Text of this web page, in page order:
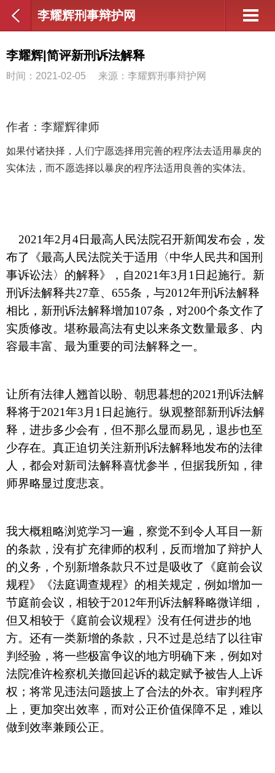
李耀辉刑事辩护网
李耀辉|简评新刑诉法解释
时间：2021-02-05 来源：李耀辉刑事辩护网
作者：李耀辉律师
如果付诸抉择，人们宁愿选择用完善的程序法去适用暴戾的
实体法，而不愿选择以暴戾的程序法适用良善的实体法。
2021年2 月 4日最高人民法院召开新闻发布会，发
布了《最高人民法院关于适用〈中华人民共和国刑
事诉讼法〉的解释》，自2021年3 月 1 日起施行。新
刑诉法解释共27章、 655条，与2012年刑诉法解释
相比，新刑诉法解释增加107条，对200个条文作了
实质修改。堪称最高法有史以来条文数量最多、内
容最丰富、最为重要的司法解释之一。
让所有法律人翘首以盼、朝思暮想的2021刑诉法解
释将于2021年3 月 1 日起施行。纵观整部新刑诉法解
释，进步多少会有，但不那么显而易见，退步也至
少存在。真正迫切关注新刑诉法解释地发布的法律
人，都会对新司法解释喜忧参半，但据我所知，律
师界略显过度悲哀。
我大概粗略浏览学习一遍，察觉不到令人耳目一新
的条款，没有扩充律师的权利，反而增加了辩护人
的义务，个别新增条款只不过是吸收了《庭前会议
规程》《法庭调查规程》的相关规定，例如增加一
节庭前会议，相较于2012年刑诉法解释略微详细，
但又相较于《庭前会议规程》没有任何进步的地
方。还有一类新增的条款，只不过是总结了以往审
判经验，将一些极富争议的地方明确下来，例如对
法院准许检察机关撤回起诉的裁定赋予被告人上诉
权；将常见违法问题披上了合法的外衣。审判程序
上，更加突出效率，而对公正价值保障不足，难以
做到效率兼顾公正。